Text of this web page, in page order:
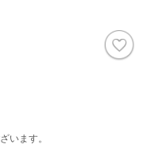
います。